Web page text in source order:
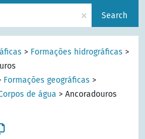
× Search
> Formações hidrográficas >
Formações geográficas >
de água >Ancoradouros